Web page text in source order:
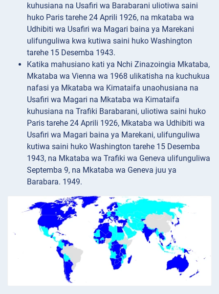
kuhusiana na Usafiri wa Barabarani uliotiwa saini
huko Paris tarehe 24 Aprili 1926, na mkataba wa
Udhibiti wa Usafiri wa Magari baina ya Marekani
ulifunguliwa kwa kutiwa saini huko Washington
tarehe 15 Desemba 1943.
Katika mahusiano kati ya Nchi Zinazoingia Mkataba,
Mkataba wa Vienna wa 1968 ulikatisha na kuchukua
nafasi ya Mkataba wa Kimataifa unaohusiana na
Usafiri wa Magari na Mkataba wa Kimataifa
kuhusiana na Trafiki Barabarani, uliotiwa saini huko
Paris tarehe 24 Aprili 1926, Mkataba wa Udhibiti wa
Usafiri wa Magari baina ya Marekani, ulifunguliwa
kutiwa saini huko Washington tarehe 15 Desemba
1943, na Mkataba wa Trafiki wa Geneva ulifunguliwa
Septemba 9, na Mkataba wa Geneva juu ya
Barabara. 1949.